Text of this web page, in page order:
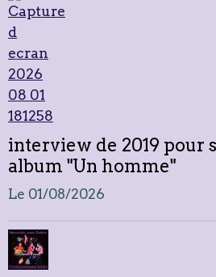
interview de 2019 pour
album "Un homme"
Le 01/08/2026